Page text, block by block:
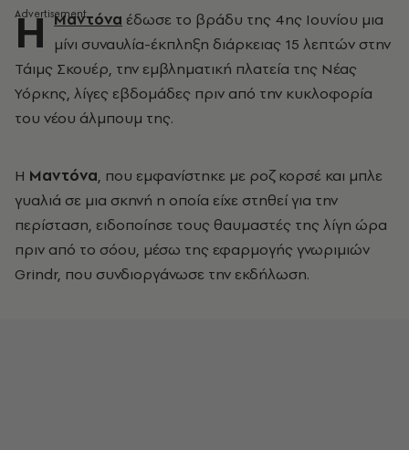
Η Μαντόνα έδωσε το βράδυ της 4ης Ιουνίου μια
μίνι συναυλία-έκπληξη διάρκειας 15 λεπτών στην
Τάιμς Σκουέρ, την εμβληματική πλατεία της Νέας
Υόρκης, λίγες εβδομάδες πριν από την κυκλοφορία
του νέου άλμπουμ της.
Η Μαντόνα, που εμφανίστηκε με ροζ κορσέ και μπλε
γυαλιά σε μια σκηνή η οποία είχε στηθεί για την
περίσταση, ειδοποίησε τους θαυμαστές της λίγη ώρα
πριν από το σόου, μέσω της εφαρμογής γνωριμιών
Grindr, που συνδιοργάνωσε την εκδήλωση.